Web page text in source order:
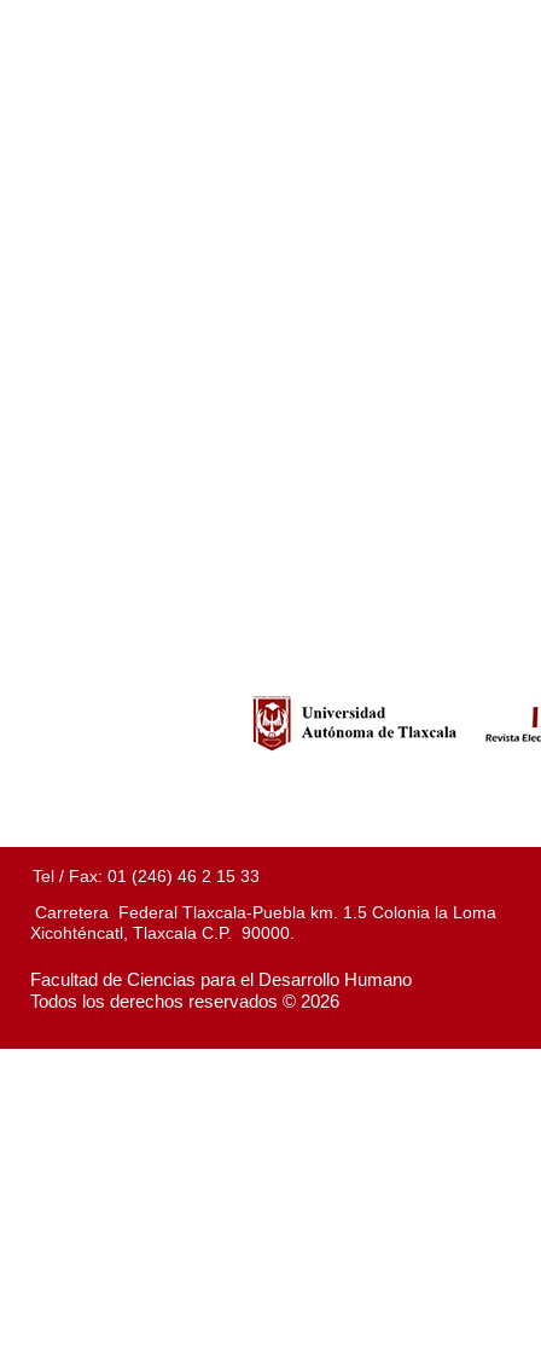
Tel / Fax: 01 (246) 46 2 15 33
Carretera Federal Tlaxcala-Puebla km. 1.5 Colonia la Loma
Xicohténcatl, Tlaxcala C.P. 90000.
Facultad de Ciencias para el Desarrollo Humano
Todos los derechos reservados © 2026